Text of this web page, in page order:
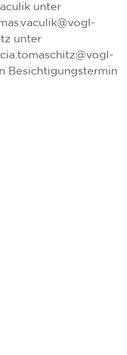
unter
unter
Besichtigungstermin